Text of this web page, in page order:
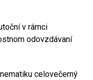
v rámci
odovzdávaní
celovečerný